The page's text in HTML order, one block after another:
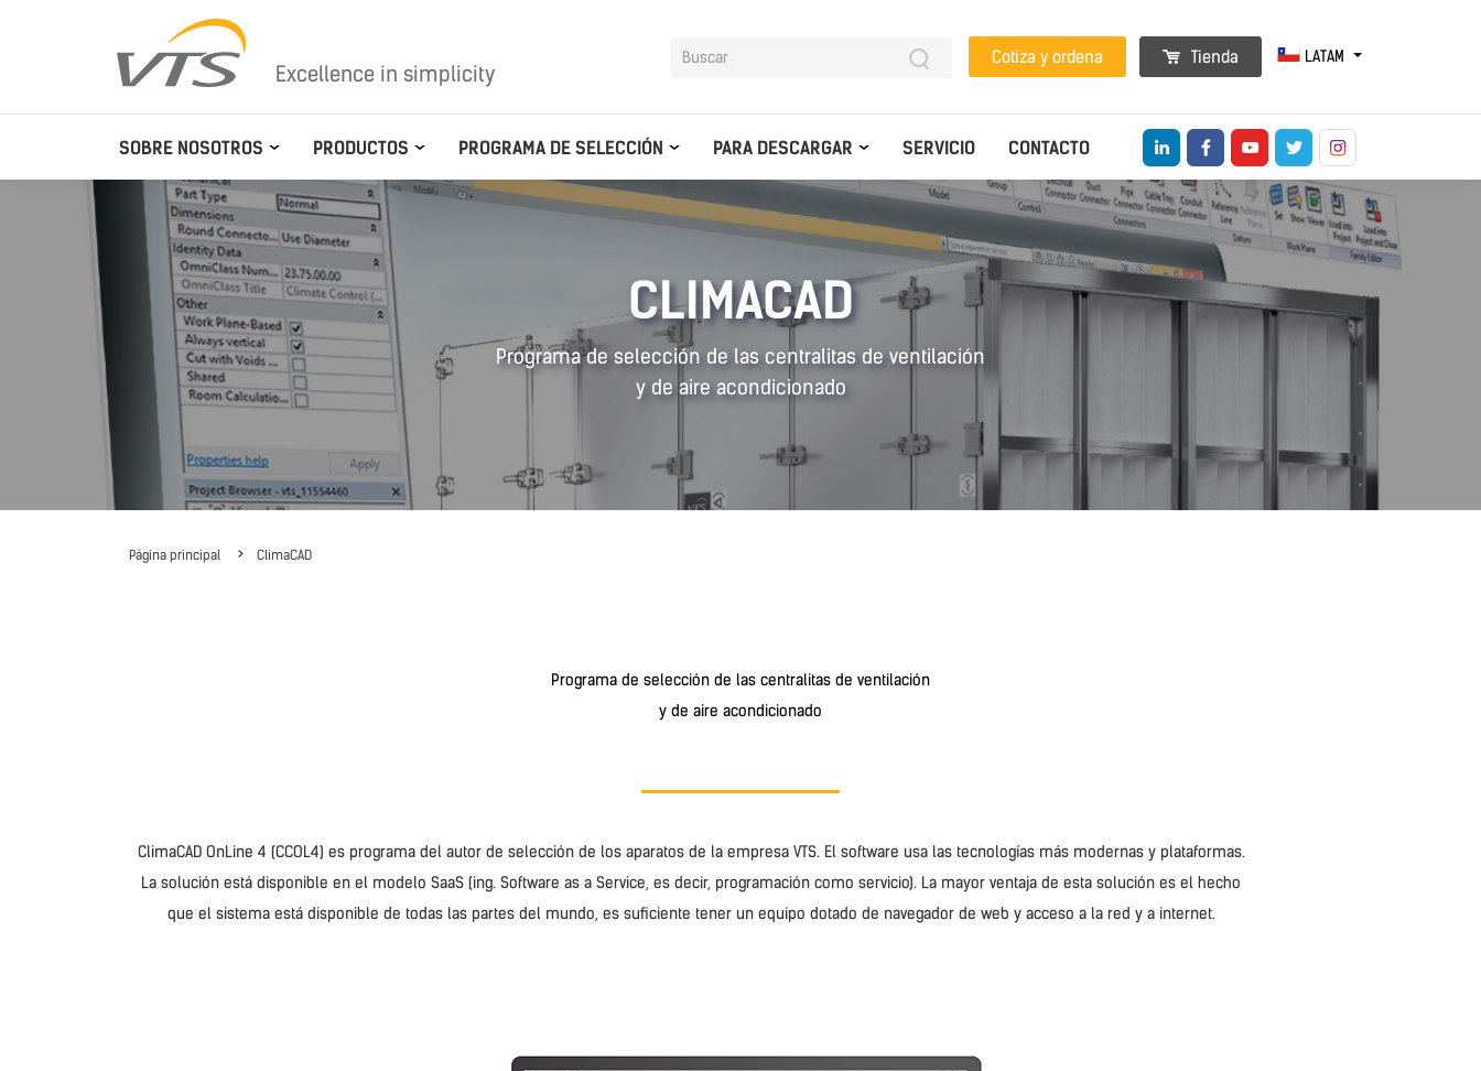
Excellence in simplicity
Cotiza y ordena Tienda LATAM
SOBRE NOSOTROS PRODUCTOS PROGRAMA DE SELECCIÓN PARA DESCARGAR SERVICIO CONTACTO
CLIMACAD
Programa de selección de las centralitas de ventilación
y de aire acondicionado
Página principal ClimaCAD
Programa de selección de las centralitas de ventilación
y de aire acondicionado
ClimaCAD OnLine 4 (CCOL4) es programa del autor de selección de los aparatos de la empresa VTS. El software usa las tecnologías más modernas y plataformas.
La solución está disponible en el modelo SaaS (ing. Software as a Service, es decir, programación como servicio). La mayor ventaja de esta solución es el hecho
que el sistema está disponible de todas las partes del mundo, es suficiente tener un equipo dotado de navegador de web y acceso a la red y a internet.